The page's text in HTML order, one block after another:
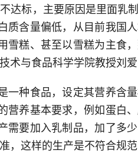
达标，主要原因是里面乳
质含量偏低，从目前我国
雪糕、甚至以雪糕为主食
术与食品科学学院教授刘
一种食品，设定其营养含
营养基本要求，例如蛋白
需要加入乳制品，加了多
，这样的生产是不符合规